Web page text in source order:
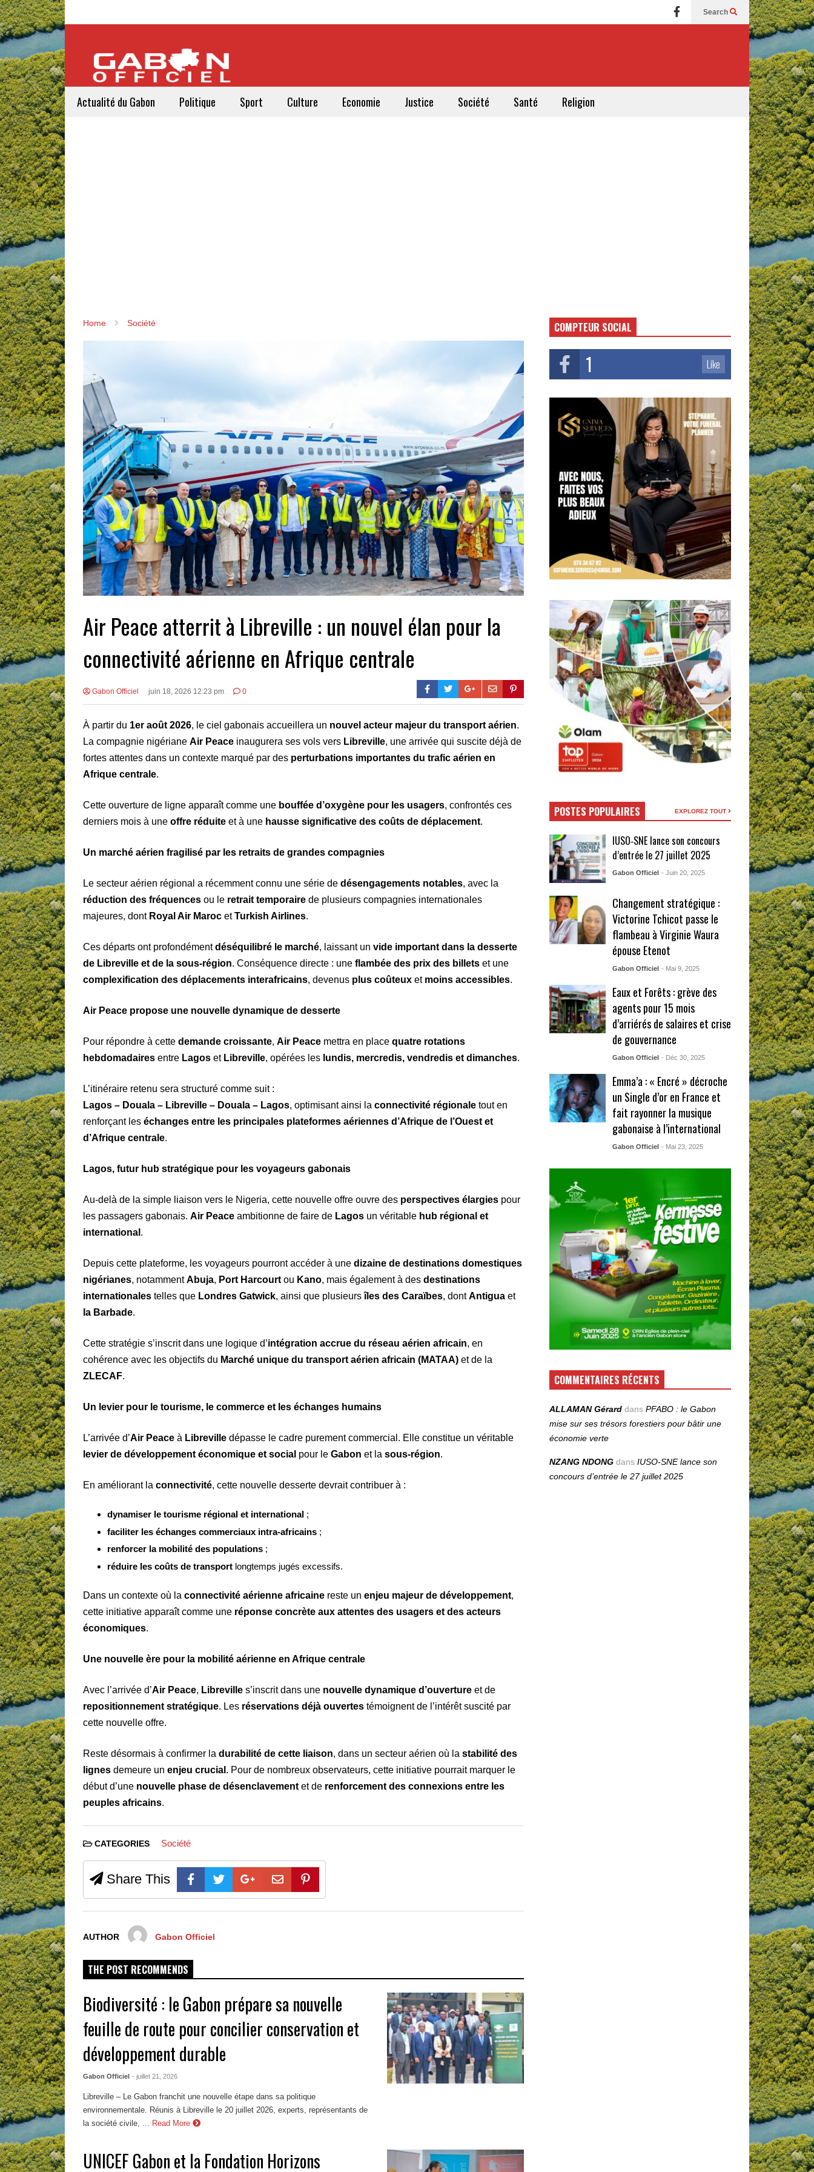
Search
Actualité du Gabon Politique Sport Culture Economie Justice Société Santé Religion
Home Société
Air Peace atterrit à Libreville : un nouvel élan pour la
connectivité aérienne en Afrique centrale
Gabon Officiel juin 18, 2026 12:23 pm 0
À partir du 1er août 2026, le ciel gabonais accueillera un nouvel acteur majeur du transport aérien.
La compagnie nigériane Air Peace inaugurera ses vols vers Libreville, une arrivée qui suscite déjà de
fortes attentes dans un contexte marqué par des perturbations importantes du trafic aérien en
Afrique centrale.
Cette ouverture de ligne apparaît comme une bouffée d’oxygène pour les usagers, confrontés ces
derniers mois à une offre réduite et à une hausse significative des coûts de déplacement.
Un marché aérien fragilisé par les retraits de grandes compagnies
Le secteur aérien régional a récemment connu une série de désengagements notables, avec la
réduction des fréquences ou le retrait temporaire de plusieurs compagnies internationales
majeures, dont Royal Air Maroc etTurkish Airlines.
Ces départs ont profondémentdéséquilibré le marché, laissant un vide important dans la desserte
de Libreville et de la sous-région. Conséquence directe : une flambée des prix des billets et une
complexification des déplacements interafricains, devenus plus coûteux et moins accessibles.
Air Peace propose une nouvelle dynamique de desserte
Pour répondre à cette demande croissante, Air Peace mettra en place quatre rotations
hebdomadaires entre Lagos et Libreville, opérées les lundis, mercredis, vendredis et dimanches.
L’itinéraire retenu sera structuré comme suit :
Lagos – Douala – Libreville – Douala – Lagos, optimisant ainsi la connectivité régionale tout en
renforçant les échanges entre les principales plateformes aériennes d’Afrique de l’Ouest et
d’Afrique centrale.
Lagos, futur hub stratégique pour les voyageurs gabonais
Au-delà de la simple liaison vers le Nigeria, cette nouvelle offre ouvre des perspectives élargies pour
les passagers gabonais. Air Peace ambitionne de faire de Lagos un véritable hub régional et
international .
Depuis cette plateforme, les voyageurs pourront accéder à une dizaine de destinations domestiques
nigérianes, notammentAbuja, Port Harcourt ou Kano, mais également à des destinations
internationales telles que Londres Gatwick, ainsi que plusieursîles des Caraïbes, dontAntigua et
la Barbade.
Cette stratégie s’inscrit dans une logique d’intégration accrue du réseau aérien africain, en
cohérence avec les objectifs du Marché unique du transport aérien africain (MATAA) et de la
ZLECAF.
Un levier pour le tourisme, le commerce et les échanges humains
L’arrivée d’Air Peace à Libreville dépasse le cadre purement commercial. Elle constitue un véritable
levier de développement économique et social pour le Gabon et la sous-région.
En améliorant la connectivité, cette nouvelle desserte devrait contribuer à :
dynamiser le tourisme régional et international ;
faciliter les échanges commerciaux intra-africains ;
renforcer la mobilité des populations ;
réduire les coûts de transport longtemps jugés excessifs.
Dans un contexte où la connectivité aérienne africaine reste un enjeu majeur de développement,
cette initiative apparaît comme une réponse concrète aux attentes des usagers et des acteurs
économiques.
Une nouvelle ère pour la mobilité aérienne en Afrique centrale
Avec l’arrivée d’Air Peace, Libreville s’inscrit dans une nouvelle dynamique d’ouverture et de
repositionnement stratégique. Les réservations déjà ouvertes témoignent de l’intérêt suscité par
cette nouvelle offre.
Reste désormais à confirmer la durabilité de cette liaison, dans un secteur aérien où la stabilité des
lignes demeure un enjeu crucial . Pour de nombreux observateurs, cette initiative pourrait marquer le
début d’une nouvelle phase de désenclavement et de renforcement des connexions entre les
peuples africains.
CATEGORIES Société
Share This
AUTHOR Gabon Officiel
THE POST RECOMMENDS
Biodiversité : le Gabon prépare sa nouvelle
feuille de route pour concilier conservation et
développement durable
Gabon Officiel - juillet 21, 2026
Libreville – Le Gabon franchit une nouvelle étape dans sa politique
environnementale. Réunis à Libreville le 20 juillet 2026, experts, représentants de
la société civile, ... Read More
UNICEF Gabon et la Fondation Horizons
COMPTEUR SOCIAL
1 Like
POSTES POPULAIRES EXPLOREZ TOUT
IUSO‑SNE lance son concours
d’entrée le 27 juillet 2025
Gabon Officiel - Juin 20, 2025
Changement stratégique :
Victorine Tchicot passe le
flambeau à Virginie Waura
épouse Etenot
Gabon Officiel - Mai 9, 2025
Eaux et Forêts : grève des
agents pour 15 mois
d’arriérés de salaires et crise
de gouvernance
Gabon Officiel - Déc 30, 2025
Emma’a : « Encré » décroche
un Single d’or en France et
fait rayonner la musique
gabonaise à l’international
Gabon Officiel - Mai 23, 2025
COMMENTAIRES RÉCENTS
ALLAMAN Gérard dansPFABO : le Gabon
mise sur ses trésors forestiers pour bâtir une
économie verte
NZANG NDONG dansIUSO‑SNE lance son
concours d’entrée le 27 juillet 2025